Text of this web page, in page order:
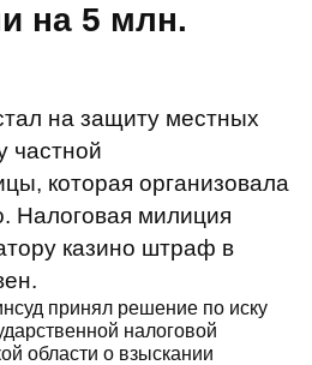
на 5 млн.
на защиту местных
частной
которая организовала
Налоговая милиция
казино штраф в
принял решение по иску
налоговой
области о взыскании